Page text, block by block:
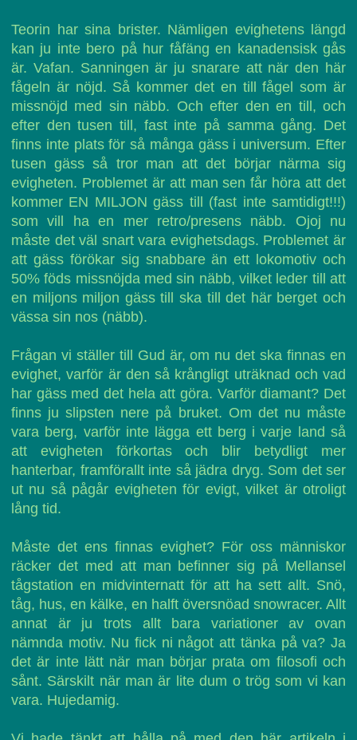
Teorin har sina brister. Nämligen evighetens längd
kan ju inte bero på hur fåfäng en kanadensisk gås
är. Vafan. Sanningen är ju snarare att när den här
fågeln är nöjd. Så kommer det en till fågel som är
missnöjd med sin näbb. Och efter den en till, och
efter den tusen till, fast inte på samma gång. Det
finns inte plats för så många gäss i universum. Efter
tusen gäss så tror man att det börjar närma sig
evigheten. Problemet är att man sen får höra att det
kommer EN MILJON gäss till (fast inte samtidigt!!!)
som vill ha en mer retro/presens näbb. Ojoj nu
måste det väl snart vara evighetsdags. Problemet är
att gäss förökar sig snabbare än ett lokomotiv och
50% föds missnöjda med sin näbb, vilket leder till att
en miljons miljon gäss till ska till det här berget och
vässa sin nos (näbb).
Frågan vi ställer till Gud är, om nu det ska finnas en
evighet, varför är den så krångligt uträknad och vad
har gäss med det hela att göra. Varför diamant? Det
finns ju slipsten nere på bruket. Om det nu måste
vara berg, varför inte lägga ett berg i varje land så
att evigheten förkortas och blir betydligt mer
hanterbar, framförallt inte så jädra dryg. Som det ser
ut nu så pågår evigheten för evigt, vilket är otroligt
lång tid.
Måste det ens finnas evighet? För oss människor
räcker det med att man befinner sig på Mellansel
tågstation en midvinternatt för att ha sett allt. Snö,
tåg, hus, en kälke, en halft översnöad snowracer. Allt
annat är ju trots allt bara variationer av ovan
nämnda motiv. Nu fick ni något att tänka på va? Ja
det är inte lätt när man börjar prata om filosofi och
sånt. Särskilt när man är lite dum o trög som vi kan
vara. Hujedamig.